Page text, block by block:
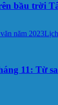
bầu trời
năm 2023
11: Từ